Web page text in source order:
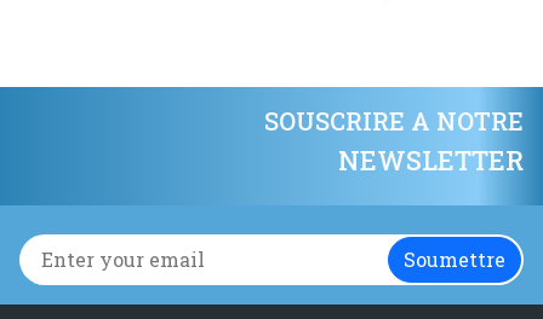
SOUSCRIRE A NOTRE
NEWSLETTER